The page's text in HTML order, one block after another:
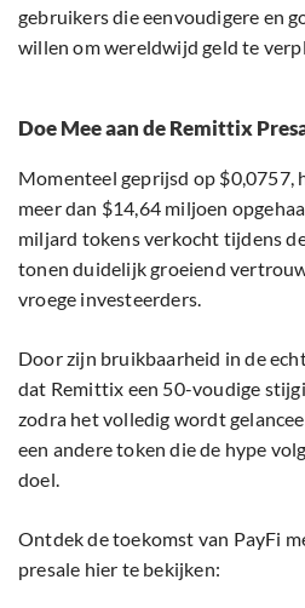
gebruikers die eenvoudigere en
willen om wereldwijd geld te
Doe Mee aan de Remittix
Momenteel geprijsd op $0,0757,
meer dan $14,64 miljoen
miljard tokens verkocht tijdens
tonen duidelijk groeiend
vroege investeerders.
Door zijn bruikbaarheid in de
dat Remittix een 50-voudige
zodra het volledig wordt
een andere token die de hype
doel.
Ontdek de toekomst van PayFi
presale hier te bekijken: